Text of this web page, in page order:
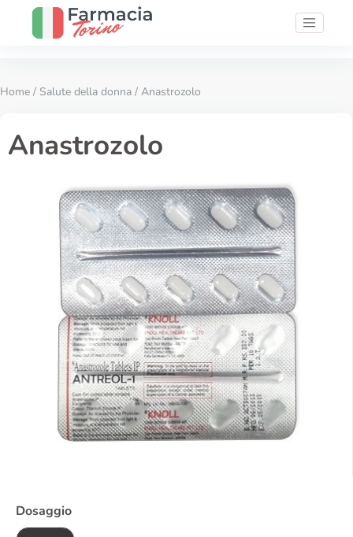
Home / Salute della donna / Anastrozolo
Anastrozolo
Dosaggio